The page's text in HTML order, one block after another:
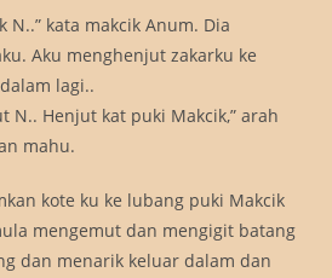
N..” kata makcik Anum. Dia
Aku menghenjut zakarku ke
lagi..
N.. Henjut kat puki Makcik,” arah
mahu.
kote ku ke lubang puki Makcik
mengemut dan mengigit batang
dan menarik keluar dalam dan